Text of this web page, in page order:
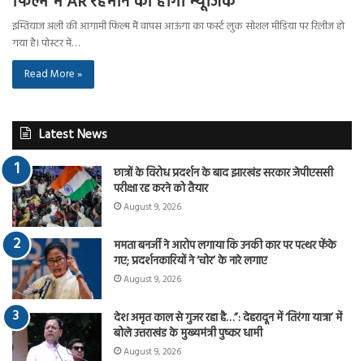
इम्तियाज अली की आगामी फिल्म मैं वापस आऊंगा का फर्स्ट लुक सोशल मीडिया पर रिलीज हो
गया है। पोस्टर में…
Read More »
Latest News
छात्रों के विरोध प्रदर्शन के बाद झारखंड सरकार जेपीएससी
परीक्षा रद्द करने को तैयार
August 9, 2026
ममता बनर्जी ने आरोप लगाया कि उनकी कार पर पत्थर फेंके
गए; प्रदर्शनकारियों ने ‘चोर’ के नारे लगाए
August 9, 2026
देश अमृत काल से गुजर रहा है…”: देहरादून में ‘तिरंगा यात्रा’ में
बोले उत्तराखंड के मुख्यमंत्री पुष्कर धामी
August 9, 2026